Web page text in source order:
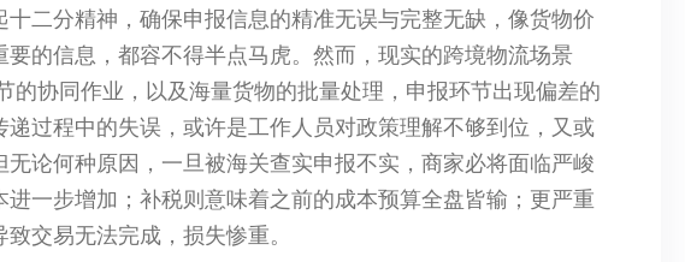
二分精神，确保申报信息的精准无误与完整无缺，像货物价
的信息，都容不得半点马虎。然而，现实的跨境物流场景
的协同作业，以及海量货物的批量处理，申报环节出现偏差的
过程中的失误，或许是工作人员对政策理解不够到位，又或
论何种原因，一旦被海关查实申报不实，商家必将面临严峻
一步增加；补税则意味着之前的成本预算全盘皆输；更严重
交易无法完成，损失惨重。